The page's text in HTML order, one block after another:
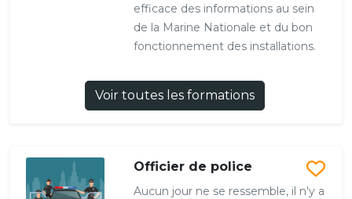
efficace des informations au sein
de la Marine Nationale et du bon
fonctionnement des installations.
Voir toutes les formations
Officier de police
Aucun jour ne se ressemble, il n'y a